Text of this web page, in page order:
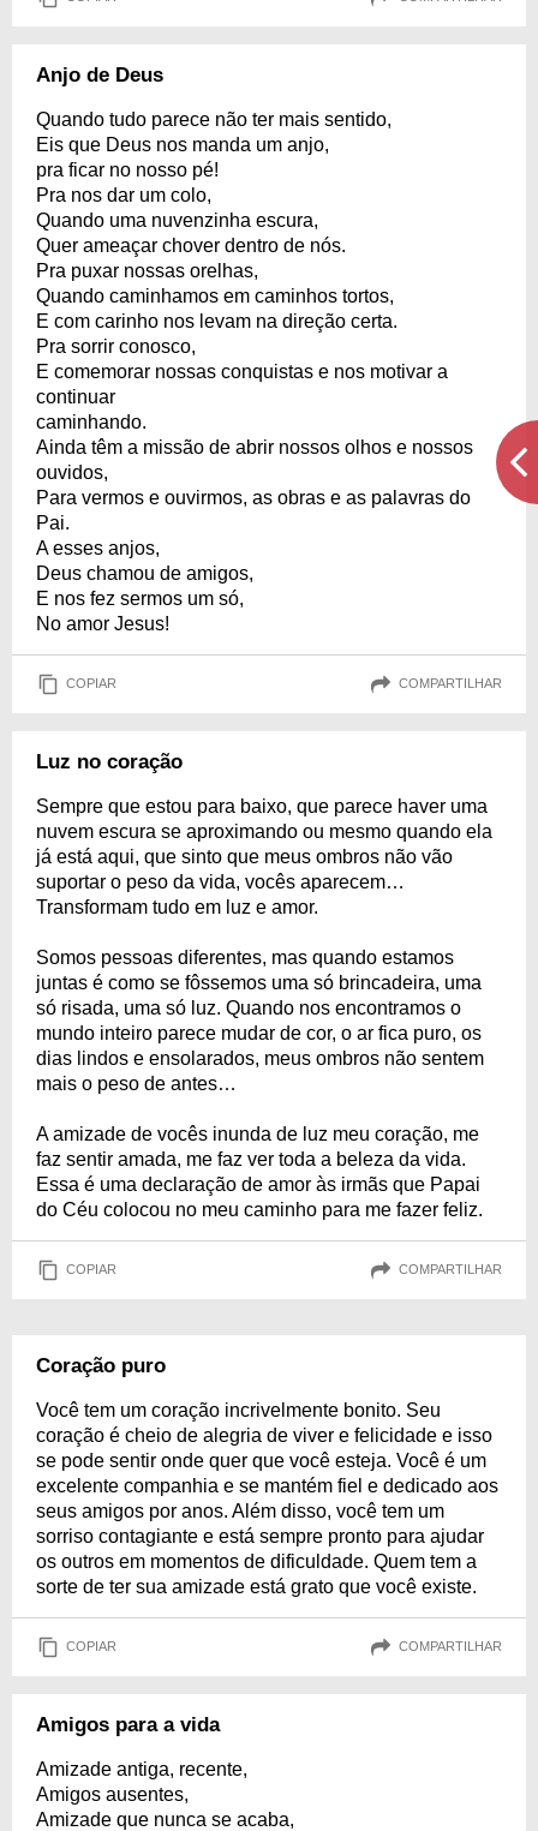
Anjo de Deus
Quando tudo parece não ter mais sentido,
Eis que Deus nos manda um anjo,
pra ficar no nosso pé!
Pra nos dar um colo,
Quando uma nuvenzinha escura,
Quer ameaçar chover dentro de nós.
Pra puxar nossas orelhas,
Quando caminhamos em caminhos tortos,
E com carinho nos levam na direção certa.
Pra sorrir conosco,
E comemorar nossas conquistas e nos motivar a
continuar
caminhando.
Ainda têm a missão de abrir nossos olhos e nossos
ouvidos,
Para vermos e ouvirmos, as obras e as palavras do
Pai.
A esses anjos,
Deus chamou de amigos,
E nos fez sermos um só,
No amor Jesus!
COPIAR COMPARTILHAR
Luz no coração
Sempre que estou para baixo, que parece haver uma
nuvem escura se aproximando ou mesmo quando ela
já está aqui, que sinto que meus ombros não vão
suportar o peso da vida, vocês aparecem…
Transformam tudo em luz e amor.
Somos pessoas diferentes, mas quando estamos
juntas é como se fôssemos uma só brincadeira, uma
só risada, uma só luz. Quando nos encontramos o
mundo inteiro parece mudar de cor, o ar fica puro, os
dias lindos e ensolarados, meus ombros não sentem
mais o peso de antes…
A amizade de vocês inunda de luz meu coração, me
faz sentir amada, me faz ver toda a beleza da vida.
Essa é uma declaração de amor às irmãs que Papai
do Céu colocou no meu caminho para me fazer feliz.
COPIAR COMPARTILHAR
Coração puro
Você tem um coração incrivelmente bonito. Seu
coração é cheio de alegria de viver e felicidade e isso
se pode sentir onde quer que você esteja. Você é um
excelente companhia e se mantém fiel e dedicado aos
seus amigos por anos. Além disso, você tem um
sorriso contagiante e está sempre pronto para ajudar
os outros em momentos de dificuldade. Quem tem a
sorte de ter sua amizade está grato que você existe.
COPIAR COMPARTILHAR
Amigos para a vida
Amizade antiga, recente,
Amigos ausentes,
Amizade que nunca se acaba,